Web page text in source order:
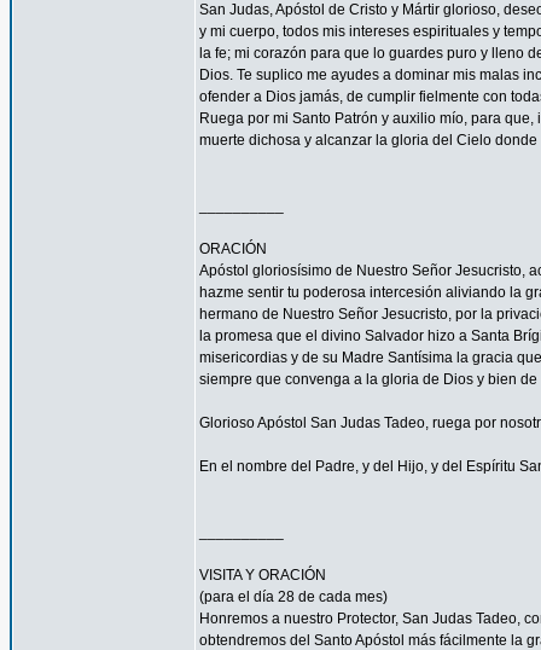
San Judas, Apóstol de Cristo y Mártir glorioso,
y mi cuerpo, todos mis intereses espirituales y
la fe; mi corazón para que lo guardes puro y lleno
Dios. Te suplico me ayudes a dominar mis malas
ofender a Dios jamás, de cumplir fielmente con
Ruega por mi Santo Patrón y auxilio mío, para
muerte dichosa y alcanzar la gloria del Cielo
ORACIÓN
Apóstol gloriosísimo de Nuestro Señor Jesucristo,
hazme sentir tu poderosa intercesión aliviando la
hermano de Nuestro Señor Jesucristo, por la
la promesa que el divino Salvador hizo a Santa
misericordias y de su Madre Santísima la gracia
siempre que convenga a la gloria de Dios y bien de
Glorioso Apóstol San Judas Tadeo, ruega por
En el nombre del Padre, y del Hijo, y del Espíritu
VISITA Y ORACIÓN
(para el día 28 de cada mes)
Honremos a nuestro Protector, San Judas Tadeo,
obtendremos del Santo Apóstol más fácilmente la